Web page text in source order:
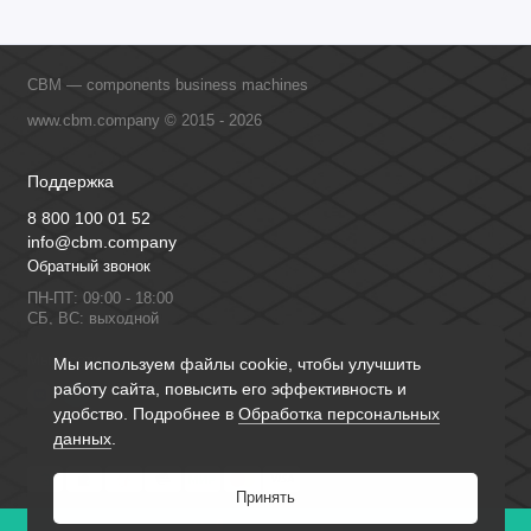
0
Мы используем файлы cookie, чтобы улучшить
работу сайта, повысить его эффективность и
удобство. Подробнее в Обработка персональных
данных
Принять
CBM — components business machines
www.cbm.company © 2015 - 2026
Поддержка
8 800 100 01 52
info@cbm.company
Обратный звонок
ПН-ПТ: 09:00 - 18:00
СБ, ВС: выходной
Мы в сети